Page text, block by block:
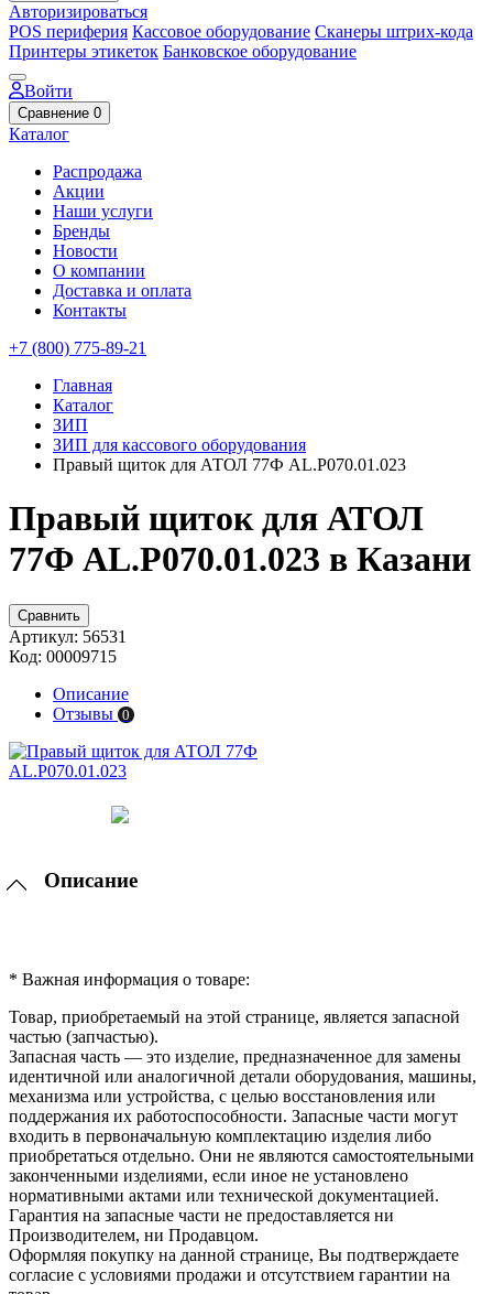
Авторизироваться
POS периферия Кассовое оборудование Сканеры штрих-кода
Принтеры этикеток Банковское оборудование
Войти
Сравнение 0
Каталог
Распродажа
Акции
Наши услуги
Бренды
Новости
О компании
Доставка и оплата
Контакты
+7 (800) 775-89-21
Главная
Каталог
ЗИП
ЗИП для кассового оборудования
Правый щиток для АТОЛ 77Ф AL.P070.01.023
Правый щиток для АТОЛ
77Ф AL.P070.01.023 в Казани
Сравнить
Артикул: 56531
Код: 00009715
Описание
Отзывы 0
Описание
* Важная информация о товаре:
Товар, приобретаемый на этой странице, является запасной
частью (запчастью).
Запасная часть — это изделие, предназначенное для замены
идентичной или аналогичной детали оборудования, машины,
механизма или устройства, с целью восстановления или
поддержания их работоспособности. Запасные части могут
входить в первоначальную комплектацию изделия либо
приобретаться отдельно. Они не являются самостоятельными
законченными изделиями, если иное не установлено
нормативными актами или технической документацией.
Гарантия на запасные части не предоставляется ни
Производителем, ни Продавцом.
Оформляя покупку на данной странице, Вы подтверждаете
согласие с условиями продажи и отсутствием гарантии на